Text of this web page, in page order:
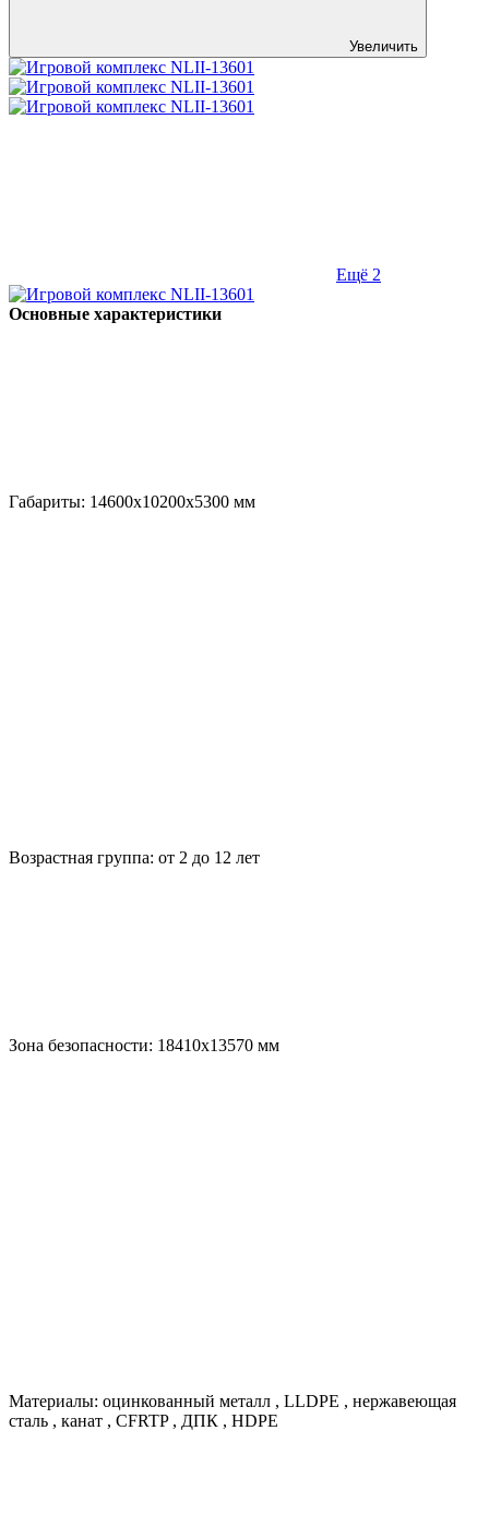
Увеличить
Ещё 2
Основные характеристики
Габариты: 14600x10200x5300 мм
Возрастная группа: от 2 до 12 лет
Зона безопасности: 18410х13570 мм
Материалы: оцинкованный металл , LLDPE , нержавеющая
сталь , канат , CFRTP , ДПК , HDPE